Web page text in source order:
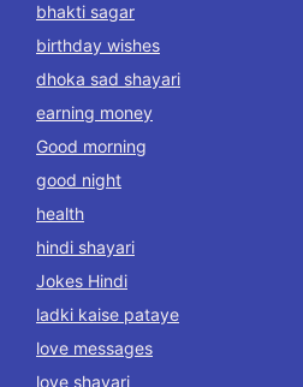
bhakti sagar
birthday wishes
dhoka sad shayari
earning money
Good morning
good night
health
hindi shayari
Jokes Hindi
ladki kaise pataye
love messages
love shayari